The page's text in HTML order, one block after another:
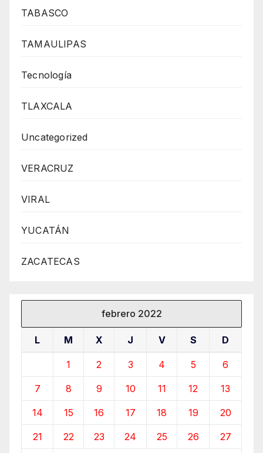
TABASCO
TAMAULIPAS
Tecnología
TLAXCALA
Uncategorized
VERACRUZ
VIRAL
YUCATÁN
ZACATECAS
febrero 2022
L M X J V S D
1 2 3 4 5 6
7 8 9 10 11 12 13
14 15 16 17 18 19 20
21 22 23 24 25 26 27